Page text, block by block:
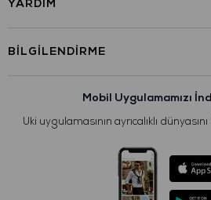
YARDIM
BILGILENDIRME
Mobil Uygulamamızı
Uki uygulamasının ayrıcalıklı